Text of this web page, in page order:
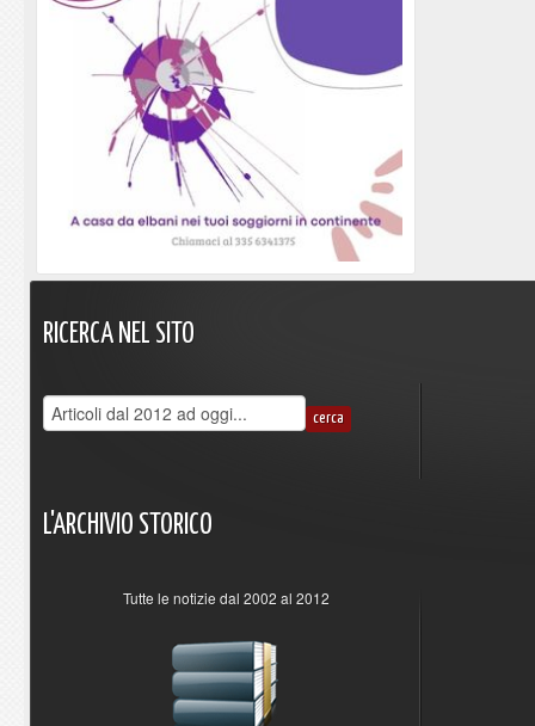
RICERCA NEL SITO
L'ARCHIVIO STORICO
Tutte le notizie dal 2002 al 2012